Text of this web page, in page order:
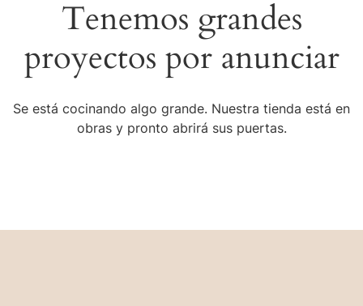
Tenemos grandes
proyectos por anunciar
Se está cocinando algo grande. Nuestra tienda está en
obras y pronto abrirá sus puertas.